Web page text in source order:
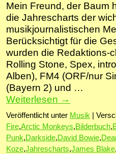
Mein Freund, der Baum
die Jahrescharts der
musikjournalistischen
Berücksichtigt für die
wurden die Redaktions-
Rolling Stone, Spex,
Alben), FM4 (ORF/nur
(Bayern 2) und …
Weiterlesen →
Veröffentlicht unter Musik
Fire,Arctic Monkeys,Bilderbuch,
Punk,Darkside,David Bowie,
Koze,Jahrescharts,James Blake,